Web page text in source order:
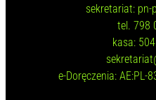
sekretariat: pn-
tel. 798
kasa:
e-Doręczenia: AE:PL-